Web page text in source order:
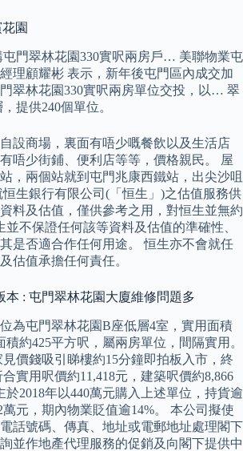
園
屯門翠林花園330實呎兩房戶… 美聯物業屯
理顧耀彬 表示，新年後屯門區內成交加
翠林花園330實呎兩房單位交投，以… 翠
提供240個單位。
設商場，裏面有唔少嘅餐飲以及生活店
唔少街鋪、便利店等等，價格親民。 屋
，兩個站就到屯門兆康西鐵站，出尖沙咀
生銀行有限公司(「恒生」)之估值服務供
料及估值，僅供參考之用，對恒生並無約
並不保證任何該等資料及估值的準確性、
是否適合作任何用途。 恒生亦不會就任
估值承擔任何責任。
本 : 屯門翠林花園大廈維修問題多
為屯門翠林花園B座低層4室，實用面積
約425平方呎，屬兩房單位，間隔實用。
價錢吸引睇樓約15分鐘即拍板入市，終
實用呎價約11,418元，建築呎價約8,866
於2018年以440萬元購入上述單位，持貨逾
元，期內物業貶值逾14%。 本公司擬使
話號碼、傳真、地址或電郵地址處理閣下
並作地產代理服務的促銷及向閣下提供中